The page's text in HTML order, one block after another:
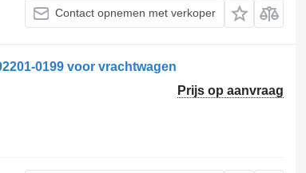
Contact opnemen met verkoper
0199 voor vrachtwagen
Prijs op aanvraag